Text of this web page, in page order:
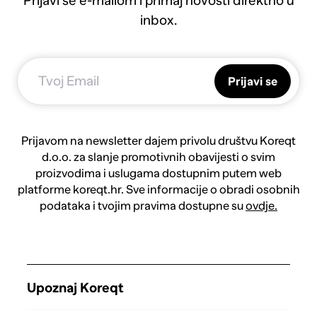
inbox.
Prijavi se
Prijavom na newsletter dajem privolu društvu Koreqt
d.o.o. za slanje promotivnih obavijesti o svim
proizvodima i uslugama dostupnim putem web
platforme koreqt.hr. Sve informacije o obradi osobnih
podataka i tvojim pravima dostupne suovdje.
Upoznaj Koreqt